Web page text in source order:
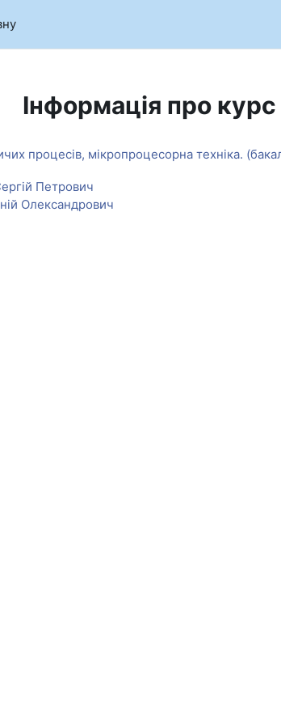
Інформація про курс
процесів, мікропроцесорна техніка.
Петрович
Олександрович